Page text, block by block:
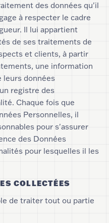
des données qu'il
à respecter le cadre
Il lui appartient
de ses traitements de
et clients, à partir
une information
données
registre des
Chaque fois que
Personnelles, il
pour s'assurer
des Données
pour lesquelles il les
COLLECTÉES
de traiter tout ou partie